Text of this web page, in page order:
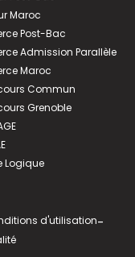
Maroc
Post-Bac
Admission Parallèle
Maroc
Commun
Grenoble
Logique
d'utilisation-